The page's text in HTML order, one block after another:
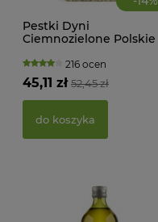
Pestki Dyni
Ciemnozielone Polskie
216 ocen
52,45 zł
45,11 zł
do koszyka